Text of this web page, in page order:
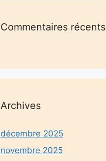
Commentaires récents
Archives
décembre 2025
novembre 2025